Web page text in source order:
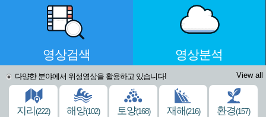
영상검색 영상분석
다양한 분야에서 위성영상을 활용하고 있습니다! View all
지리(222) 해양(102) 토양(168) 재해(216) 환경(157)